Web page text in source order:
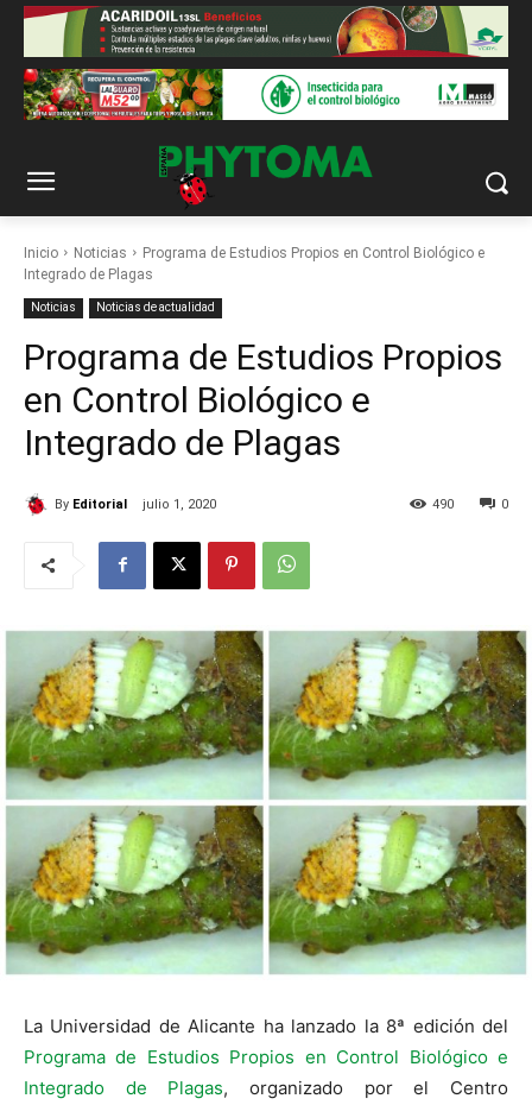
Inicio Noticias
Programa de Estudios Propios en Control Biológico e
Integrado de Plagas
Noticias Noticias de actualidad
Programa de Estudios Propios
en Control Biológico e
Integrado de Plagas
By Editorial julio 1, 2020 0
490
La Universidad de Alicante ha lanzado la 8ª edición del
Programa de Estudios Propios en Control Biológico e
Integrado de Plagas, organizado por el Centro